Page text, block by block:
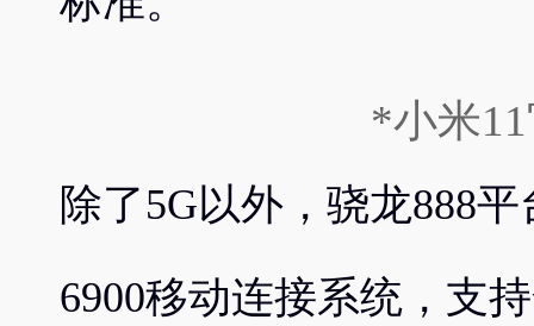
*小米
除了5G以外，骁龙888
6900移动连接系统，支